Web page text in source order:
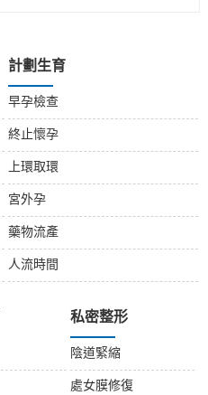
計劃生育
早孕檢查
終止懷孕
上環取環
宮外孕
藥物流產
人流時間
私密整形
陰道緊縮
處女膜修復